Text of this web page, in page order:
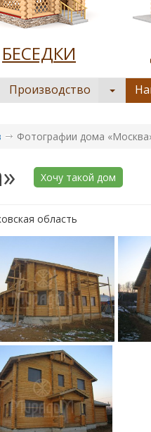
БЕСЕДКИ
Производство
Фотографии дома
Хочу такой дом
область